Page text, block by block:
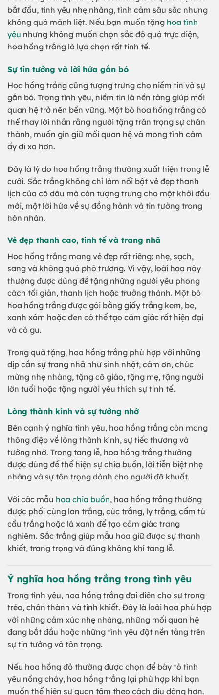
bắt đầu, tình yêu nhẹ nhàng, tình cảm sâu sắc nhưng
không quá mãnh liệt. Nếu bạn muốn tặng hoa tình
yêu nhưng không muốn chọn sắc đỏ quá trực diện,
hoa hồng trắng là lựa chọn rất tinh tế.
Sự tin tưởng và lời hứa gắn bó
Hoa hồng trắng cũng tượng trưng cho niềm tin và sự
gắn bó. Trong tình yêu, niềm tin là nền tảng giúp mối
quan hệ trở nên bền vững. Một bó hoa hồng trắng có
thể thay lời nhắn rằng người tặng trân trọng sự chân
thành, muốn gìn giữ mối quan hệ và mong tình cảm
ấy đi xa hơn.
Đây là lý do hoa hồng trắng thường xuất hiện trong lễ
cưới. Sắc trắng không chỉ làm nổi bật vẻ đẹp thanh
lịch của cô dâu mà còn tượng trưng cho một khởi đầu
mới, một lời hứa về sự đồng hành và tin tưởng trong
hôn nhân.
Vẻ đẹp thanh cao, tinh tế và trang nhã
Hoa hồng trắng mang vẻ đẹp rất riêng: nhẹ, sạch,
sang và không quá phô trương. Vì vậy, loài hoa này
thường được dùng để tặng những người yêu phong
cách tối giản, thanh lịch hoặc trưởng thành. Một bó
hoa hồng trắng được gói bằng giấy trắng kem, be,
xanh xám hoặc đen có thể tạo cảm giác rất hiện đại
và có gu.
Trong quà tặng, hoa hồng trắng phù hợp với những
dịp cần sự trang nhã như sinh nhật, cảm ơn, chúc
mừng nhẹ nhàng, tặng cô giáo, tặng mẹ, tặng người
lớn tuổi hoặc tặng người yêu thích sự tinh tế.
Lòng thành kính và sự tưởng nhớ
Bên cạnh ý nghĩa tình yêu, hoa hồng trắng còn mang
thông điệp về lòng thành kính, sự tiếc thương và
tưởng nhớ. Trong tang lễ, hoa hồng trắng thường
được dùng để thể hiện sự chia buồn, lời tiễn biệt nhẹ
nhàng và sự tôn trọng dành cho người đã khuất.
Với các mẫu hoa chia buồn, hoa hồng trắng thường
được phối cùng lan trắng, cúc trắng, ly trắng, cẩm tú
cầu trắng hoặc lá xanh để tạo cảm giác trang
nghiêm. Sắc trắng giúp mẫu hoa giữ được sự thanh
khiết, trang trọng và đúng không khí tang lễ.
Ý nghĩa hoa hồng trắng trong tình yêu
Trong tình yêu, hoa hồng trắng đại diện cho sự trong
trẻo, chân thành và tinh khiết. Đây là loài hoa phù hợp
với những cảm xúc nhẹ nhàng, những mối quan hệ
đang bắt đầu hoặc những tình yêu đặt nền tảng trên
sự tin tưởng và tôn trọng.
Nếu hoa hồng đỏ thường được chọn để bày tỏ tình
yêu nồng cháy, hoa hồng trắng lại phù hợp khi bạn
muốn thể hiện sự quan tâm theo cách dịu dàng hơn.